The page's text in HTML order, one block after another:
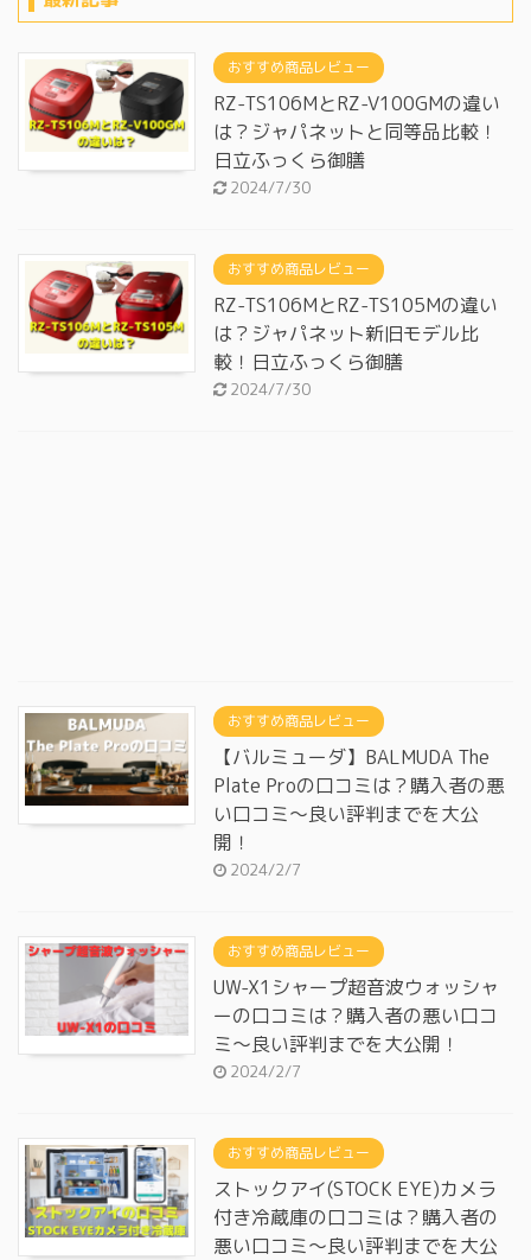
おすすめ商品レビュー
RZ-TS106MとRZ-V100GMの違い
は？ジャパネットと同等品比較！
日立ふっくら御膳
2024/7/30
おすすめ商品レビュー
RZ-TS106MとRZ-TS105Mの違い
は？ジャパネット新旧モデル比
較！日立ふっくら御膳
2024/7/30
おすすめ商品レビュー
【バルミューダ】BALMUDA The
Plate Proの口コミは？購入者の悪
い口コミ～良い評判までを大公
開！
2024/2/7
おすすめ商品レビュー
UW-X1シャープ超音波ウォッシャ
ーの口コミは？購入者の悪い口コ
ミ～良い評判までを大公開！
2024/2/7
おすすめ商品レビュー
ストックアイ(STOCK EYE)カメラ
付き冷蔵庫の口コミは？購入者の
悪い口コミ～良い評判までを大公